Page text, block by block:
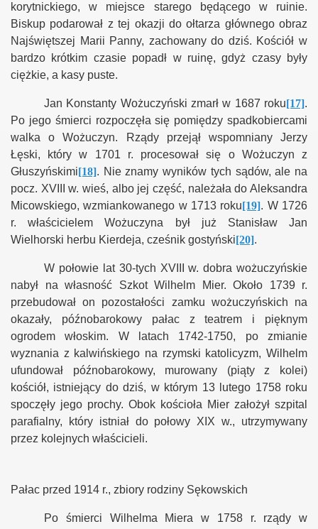
korytnickiego, w miejsce starego będącego w ruinie.
Biskup podarował z tej okazji do ołtarza głównego obraz
Najświętszej Marii Panny, zachowany do dziś. Kościół w
bardzo krótkim czasie popadł w ruinę, gdyż czasy były
ciężkie, a kasy puste.
Jan Konstanty Wożuczyński zmarł w 1687 roku[17].
Po jego śmierci rozpoczęła się pomiędzy spadkobiercami
walka o Wożuczyn. Rządy przejął wspomniany Jerzy
Łęski, który w 1701 r. procesował się o Wożuczyn z
Głuszyńskimi[18]. Nie znamy wyników tych sądów, ale na
pocz. XVIII w. wieś, albo jej część, należała do Aleksandra
Micowskiego, wzmiankowanego w 1713 roku[19]. W 1726
r. właścicielem Wożuczyna był już Stanisław Jan
Wielhorski herbu Kierdeja, cześnik gostyński[20].
W połowie lat 30-tych XVIII w. dobra wożuczyńskie
nabył na własność Szkot Wilhelm Mier. Około 1739 r.
przebudował on pozostałości zamku wożuczyńskich na
okazały, późnobarokowy pałac z teatrem i pięknym
ogrodem włoskim. W latach 1742-1750, po zmianie
wyznania z kalwińskiego na rzymski katolicyzm, Wilhelm
ufundował późnobarokowy, murowany (piąty z kolei)
kościół, istniejący do dziś, w którym 13 lutego 1758 roku
spoczęły jego prochy. Obok kościoła Mier założył szpital
parafialny, który istniał do połowy XIX w., utrzymywany
przez kolejnych właścicieli.
Pałac przed 1914 r., zbiory rodziny Sękowskich
Po śmierci Wilhelma Miera w 1758 r. rządy w